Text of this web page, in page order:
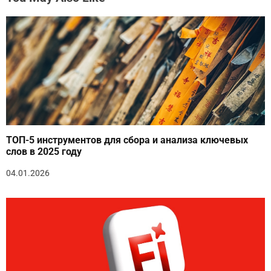
ТОП-5 инструментов для сбора и анализа ключевых
слов в 2025 году
04.01.2026